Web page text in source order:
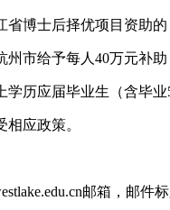
博士后择优项目资助的
市给予每人40万元补助
历应届毕业生（含毕
应政策。
邮箱，邮